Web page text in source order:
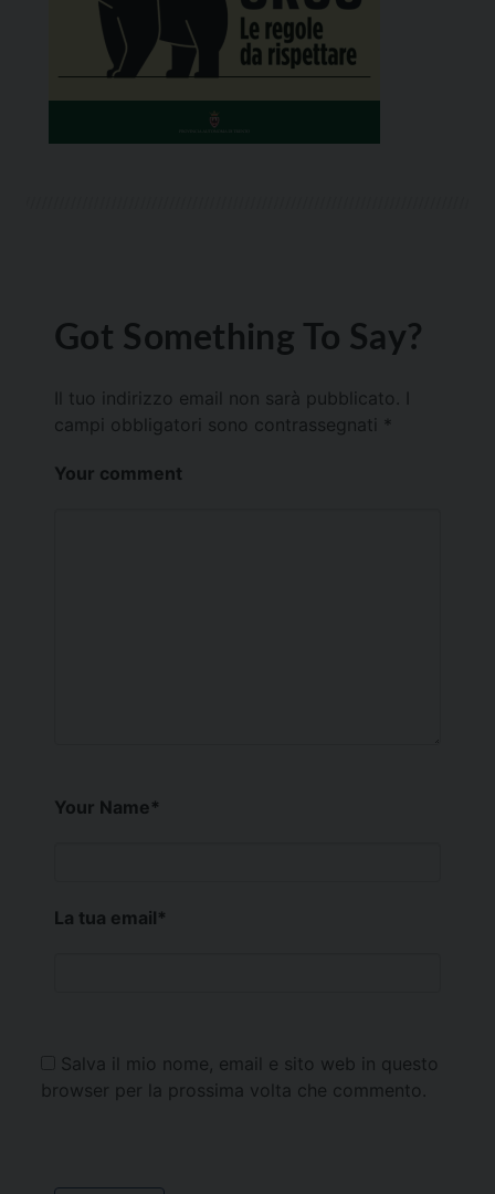
Got Something To Say?
Il tuo indirizzo email non sarà pubblicato.
campi obbligatori sono contrassegnati *
Your comment
Your Name*
La tua email*
Salva il mio nome, email e sito web in questo
browser per la prossima volta che commento.